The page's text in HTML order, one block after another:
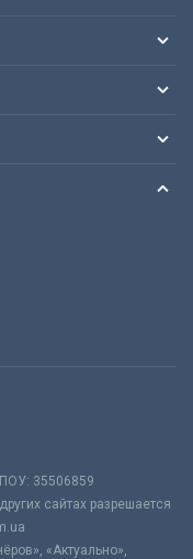
35506859
сайтах разрешается
«Актуально»,